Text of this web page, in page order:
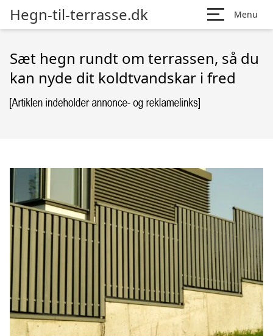
Hegn-til-terrasse.dk Menu
Sæt hegn rundt om terrassen, så du
kan nyde dit koldtvandskar i fred